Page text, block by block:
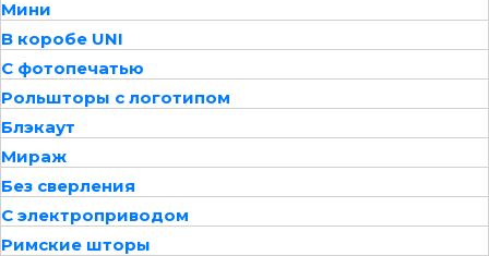
Мини
В коробе UNI
С фотопечатью
Рольшторы с логотипом
Блэкаут
Мираж
Без сверления
С электроприводом
Римские шторы